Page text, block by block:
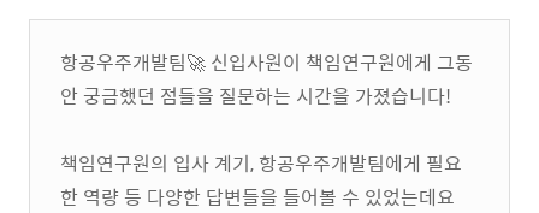
항공우주개발팀🚀 신입사원이 책임연구원에게 그동
안 궁금했던 점들을 질문하는 시간을 가졌습니다!
책임연구원의 입사 계기, 항공우주개발팀에게 필요
한 역량 등 다양한 답변들을 들어볼 수 있었는데요